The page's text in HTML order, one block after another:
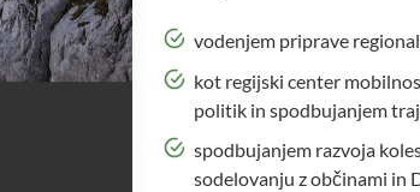
vodenjem priprave
kot regijski center
politik in spodbujanjem
spodbujanjem razvoja
sodelovanju z občinami in